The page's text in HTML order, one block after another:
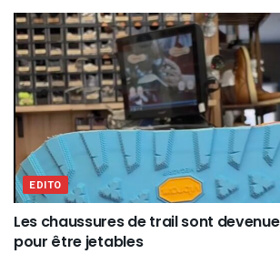
EDITO
Les chaussures de trail sont
pour être jetables